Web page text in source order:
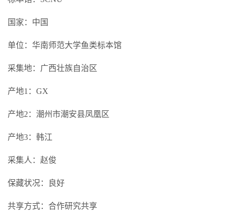
国家：中国
单位：华南师范大学鱼类标本馆
采集地：广西壮族自治区
产地1：GX
产地2：潮州市潮安县凤凰区
产地3：韩江
采集人：赵俊
保藏状况：良好
共享方式：合作研究共享